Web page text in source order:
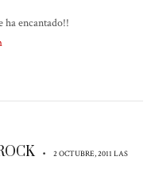
ha encantado!!
• 2 OCTUBRE, 2011 LAS